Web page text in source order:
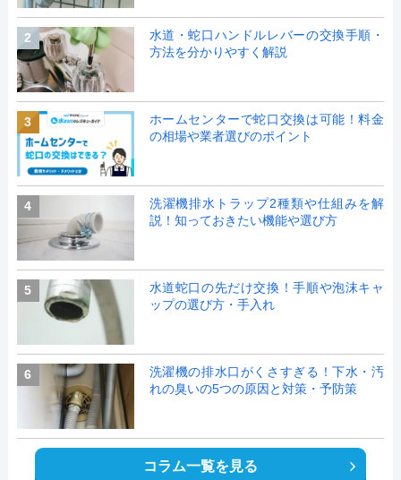
2
水道・蛇口ハンドルレバーの交換手順・
方法を分かりやすく解説
3
ホームセンターで蛇口交換は可能！料金
の相場や業者選びのポイント
4
洗濯機排水トラップ2種類や仕組みを解
説！知っておきたい機能や選び方
5
水道蛇口の先だけ交換！手順や泡沫キャ
ップの選び方・手入れ
6
洗濯機の排水口がくさすぎる！下水・汚
れの臭いの5つの原因と対策・予防策
コラム一覧を見る